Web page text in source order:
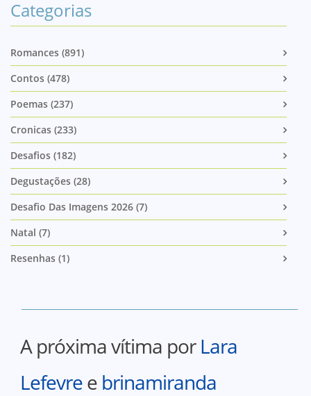
Categorias
Romances (891)
Contos (478)
Poemas (237)
Cronicas (233)
Desafios (182)
Degustações (28)
Desafio Das Imagens 2026 (7)
Natal (7)
Resenhas (1)
A próxima vítima porLara
Lefevree brinamiranda